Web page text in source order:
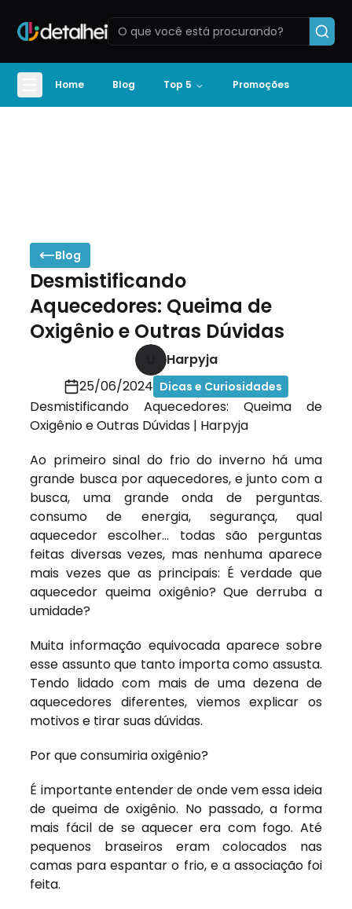
Home Blog Top 5 Promoções
Blog
Desmistificando
Aquecedores: Queima de
Oxigênio e Outras Dúvidas
Harpyja
25/06/2024 Dicas e Curiosidades
Desmistificando Aquecedores: Queima de
Oxigênio e Outras Dúvidas | Harpyja
Ao primeiro sinal do frio do inverno há uma
grande busca por aquecedores, e junto com a
busca, uma grande onda de perguntas.
consumo de energia, segurança, qual
aquecedor escolher… todas são perguntas
feitas diversas vezes, mas nenhuma aparece
mais vezes que as principais: É verdade que
aquecedor queima oxigênio? Que derruba a
umidade?
Muita informação equivocada aparece sobre
esse assunto que tanto importa como assusta.
Tendo lidado com mais de uma dezena de
aquecedores diferentes, viemos explicar os
motivos e tirar suas dúvidas.
Por que consumiria oxigênio?
É importante entender de onde vem essa ideia
de queima de oxigênio. No passado, a forma
mais fácil de se aquecer era com fogo. Até
pequenos braseiros eram colocados nas
camas para espantar o frio, e a associação foi
feita.